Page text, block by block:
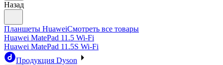
Назад
Планшеты HuaweiСмотреть все товары
Huawei MatePad 11.5 Wi-Fi
Huawei MatePad 11.5S Wi-Fi
Продукция Dyson